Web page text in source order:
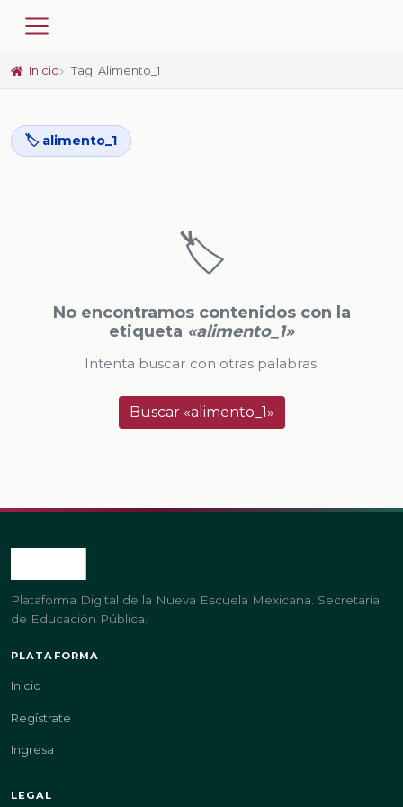
Inicio Tag: Alimento_1
🏷️ alimento_1
🏷️
No encontramos contenidos con la
etiqueta «alimento_1»
Intenta buscar con otras palabras.
Buscar «alimento_1»
Plataforma Digital de la Nueva Escuela Mexicana. Secretaría
de Educación Pública.
PLATAFORMA
Inicio
Regístrate
Ingresa
LEGAL